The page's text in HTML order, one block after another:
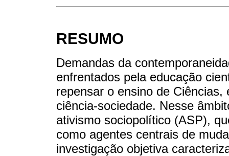
RESUMO
Demandas da
enfrentados pela educação
repensar o ensino de
ciência-sociedade. Nesse
ativismo sociopolítico (ASP),
como agentes centrais de
investigação objetiva